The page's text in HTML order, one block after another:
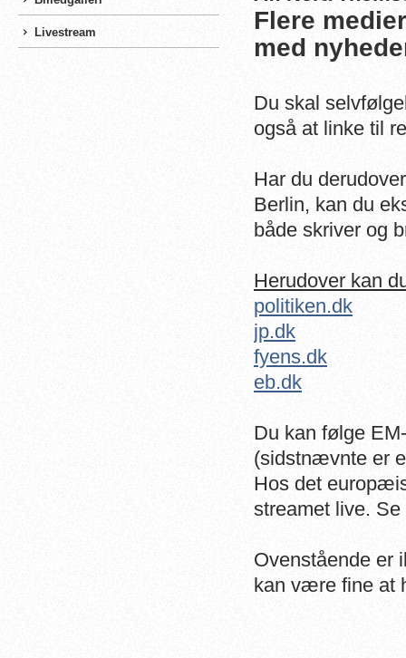
Livestream
Flere
med
Du skal
også at linke til
Har du
Berlin, kan du
både skriver og
Herudover kan
politiken.dk
jp.dk
fyens.dk
eb.dk
Du kan følge
(sidstnævnte er
Hos det
streamet live.
Ovenstående er
kan være fine at